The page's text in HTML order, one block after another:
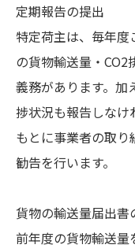
定期報告の提出
特定荷主は、毎年
の貨物輸送量・CO2
義務があります。加
捗状況も報告しなけ
もとに事業者の取
勧告を行います。
貨物の輸送量届出書
前年度の貨物輸送